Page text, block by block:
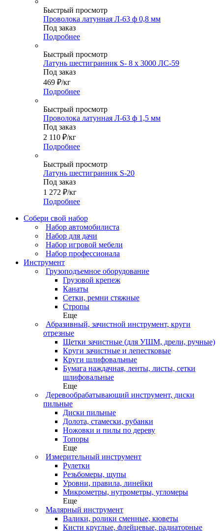
Быстрый просмотр
Проволока латунная Л-63 ф 0,8 мм
Под заказ
Подробнее
Быстрый просмотр
Латунь шестигранник S- 8 х 3000 ЛС-59
Под заказ
469 ₽/кг
Подробнее
Быстрый просмотр
Проволока латунная Л-63 ф 1,5 мм
Под заказ
2 110 ₽/кг
Подробнее
Быстрый просмотр
Латунь шестигранник S-20
Под заказ
1 272 ₽/кг
Подробнее
Собери свой набор
Набор автомобилиста
Набор для дачи
Набор игровой мебели
Набор профессионала
Инструмент
Грузоподъемное оборудование
Грузовой крепеж
Канаты
Сетки, ремни стяжные
Стропы
Еще
Абразивный, зачистной инструмент, круги
отрезные
Щетки зачистные (для УШМ, дрели, ручные)
Круги зачистные и лепестковые
Круги шлифовальные
Бумага наждачная, ленты, листы, сетки
шлифовальные
Еще
Деревообрабатывающий инструмент, диски
пильные
Диски пильные
Долота, стамески, рубанки
Ножовки и пилы по дереву
Топоры
Еще
Измерительный инструмент
Рулетки
Резьбомеры, щупы
Уровни, правила, линейки
Микрометры, нутрометры, угломеры
Еще
Малярный инструмент
Валики, ролики сменные, кюветы
Кисти круглые, флейцевые, радиаторные